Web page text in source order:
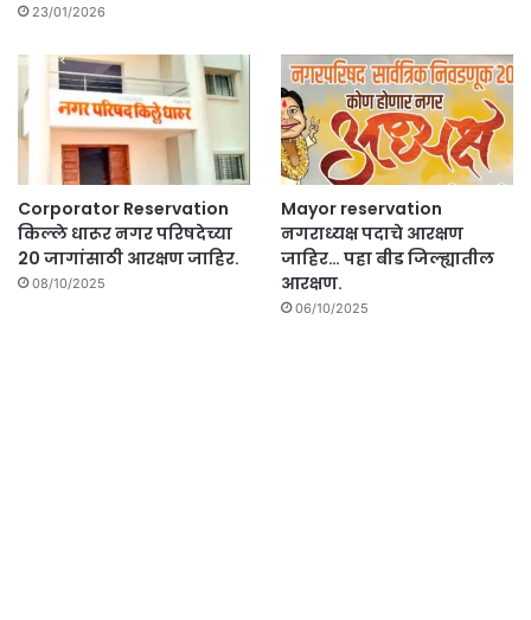
23/01/2026
Corporator Reservation
किल्ले धारूर नगर परिषदेच्या
20 जागांसाठी आरक्षण जाहिर.
08/10/2025
Mayor reservation
नगराध्यक्ष पदाचे आरक्षण
जाहिर… पहा बीड जिल्ह्यातील
आरक्षण.
06/10/2025